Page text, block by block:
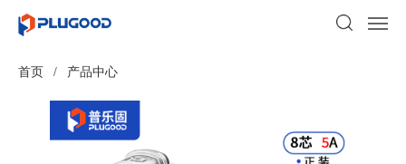
首页 / 产品中心